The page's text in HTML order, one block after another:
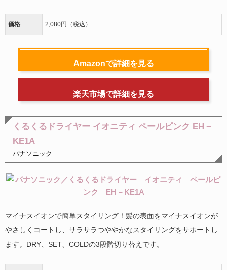
価格 2,080円（税込）
Amazonで詳細を見る
楽天市場で詳細を見る
くるくるドライヤー イオニティ ペールピンク EH－
KE1A
パナソニック
マイナスイオンで簡単スタイリング！髪の表面をマイナスイオンが
やさしくコートし、サラサラつややかなスタイリングをサポートし
ます。DRY、SET、COLDの3段階切り替えです。